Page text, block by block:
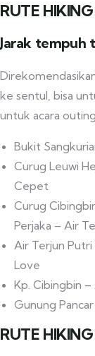
RUTE
Jarak tempuh
ke sentul, bisa
untuk acara
Bukit
Curug Leuwi
Cepet
Curug
Perjaka – Air
Air Terjun
Love
Kp. Cibingbin –
Gunung
RUTE